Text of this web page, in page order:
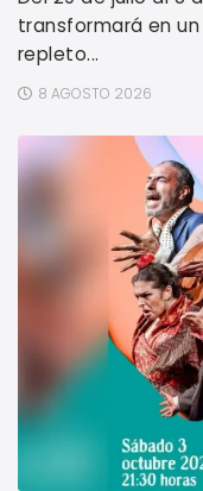
transformará en
repleto...
8 AGOSTO 2026